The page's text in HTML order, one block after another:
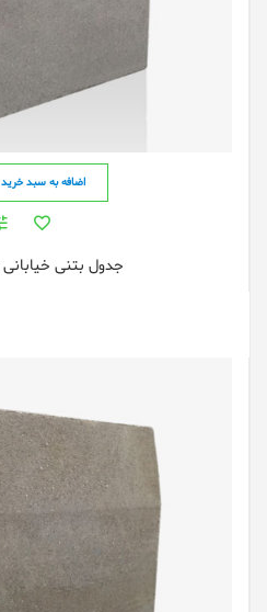
اضافه به سبد خرید
جدول بتنی خیابانی 60x50x15cm